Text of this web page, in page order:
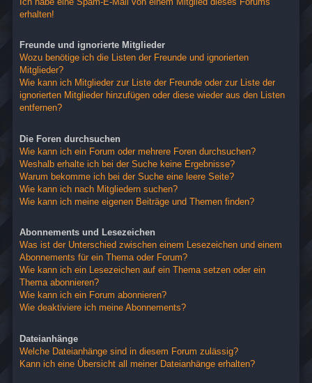
erhalten!
Freunde und ignorierte Mitglieder
Wozu benötige ich die Listen der Freunde und ignorierten
Mitglieder?
Wie kann ich Mitglieder zur Liste der Freunde oder zur Liste der
ignorierten Mitglieder hinzufügen oder diese wieder aus den Listen
entfernen?
Die Foren durchsuchen
Wie kann ich ein Forum oder mehrere Foren durchsuchen?
Weshalb erhalte ich bei der Suche keine Ergebnisse?
Warum bekomme ich bei der Suche eine leere Seite?
Wie kann ich nach Mitgliedern suchen?
Wie kann ich meine eigenen Beiträge und Themen finden?
Abonnements und Lesezeichen
Was ist der Unterschied zwischen einem Lesezeichen und einem
Abonnements für ein Thema oder Forum?
Wie kann ich ein Lesezeichen auf ein Thema setzen oder ein
Thema abonnieren?
Wie kann ich ein Forum abonnieren?
Wie deaktiviere ich meine Abonnements?
Dateianhänge
Welche Dateianhänge sind in diesem Forum zulässig?
Kann ich eine Übersicht all meiner Dateianhänge erhalten?